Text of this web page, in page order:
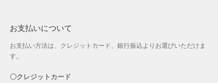
冬服ファッション特集
商品一覧
夏服ファッション特集
お支払いについて
お支払い方法は、クレジットカード、銀行振込よりお選びいただけま
す。
〇クレジットカード